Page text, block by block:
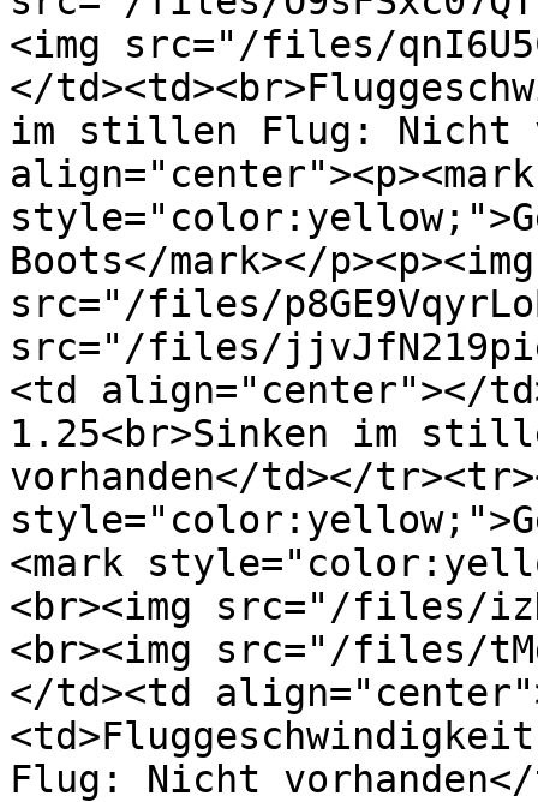
<img src="/files/
</
im stillen Flug: Nicht
align="center"><p><mark
Boots</mark></p><p><img
src="/files/
src="/files/
<td align="center"></
1.25<br>Sinken im
vorhanden</td></
<mark
<br><img src="/files/
<br><img src="/files/
</td><td
Flug: Nicht